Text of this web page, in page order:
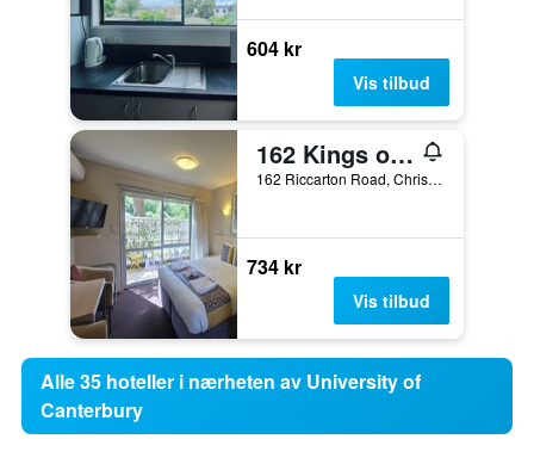
604 kr
Vis tilbud
162 Kings of Riccarton Motel
162 Riccarton Road, Christchurch, New Zealand
734 kr
Vis tilbud
Alle 35 hoteller i nærheten av University of
Canterbury